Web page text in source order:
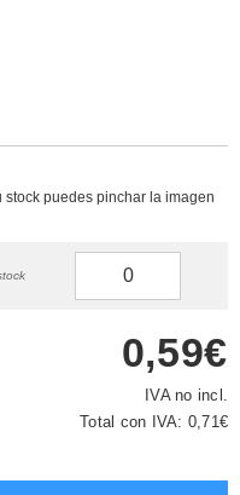
puedes pinchar la imagen
0,59€
IVA no incl.
Total con IVA: 0,71€